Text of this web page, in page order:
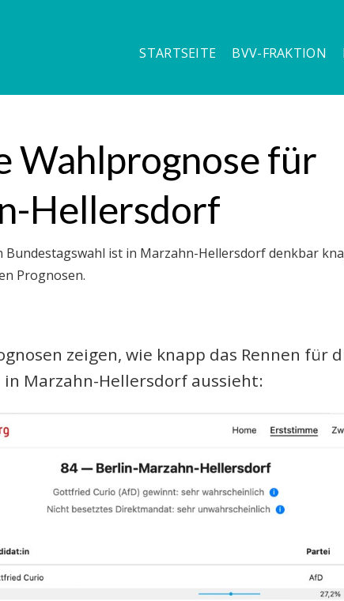
STARTSEITE BVV-FRAKTION
Wahlprognose für
Hellersdorf
zeigen, wie knapp das Rennen für
in Marzahn-Hellersdorf aussieht: